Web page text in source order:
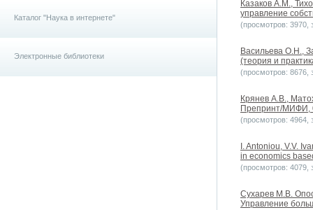
Каталог "Наука в интернете"
Электронные библиотеки
Казаков А.М.,
управление
(просмотров: 3970,
Васильева О.Н.,
(теория и
(просмотров: 8676,
Крянев А.В.,
Препринт/МИФИ,
(просмотров: 4964,
I. Antoniou, V.V.
in economics
(просмотров: 4079,
Сухарев М.В.
Управление